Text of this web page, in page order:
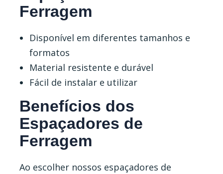
Ferragem
Disponível em diferentes tamanhos e
formatos
Material resistente e durável
Fácil de instalar e utilizar
Benefícios dos
Espaçadores de
Ferragem
Ao escolher nossos espaçadores de